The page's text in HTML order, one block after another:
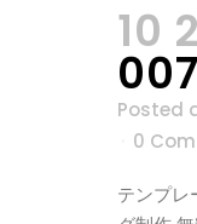
10
007
Posted
0
テンプレ